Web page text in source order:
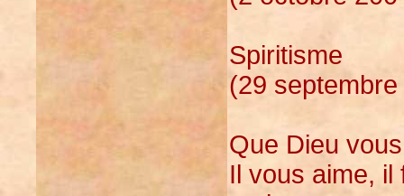
Spiritisme
(29
Que Dieu
Il vous aime,